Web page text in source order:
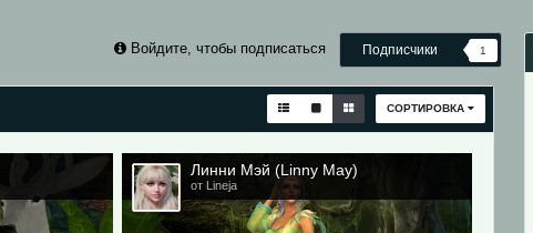
Войдите, чтобы подписаться Подписчики 1
СОРТИРОВКА
Линни Мэй (Linny May)
от Lineja